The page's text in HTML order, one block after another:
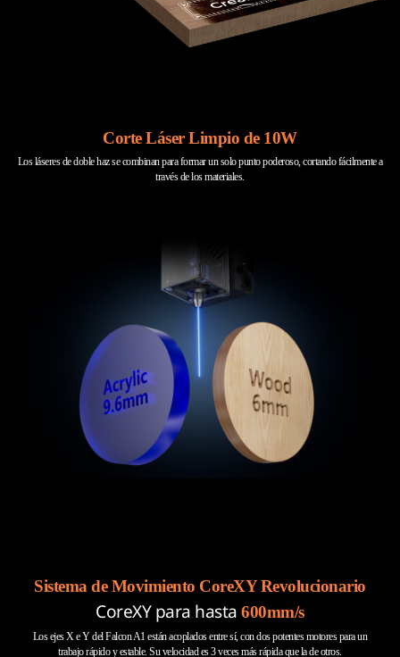
Corte Láser Limpio de 10W
Los láseres de doble haz se combinan para formar un solo punto poderoso, cortando fácilmente a
través de los materiales.
Sistema de Movimiento CoreXY Revolucionario
CoreXY para hasta600mm/s
Los ejes X e Y del Falcon A1 están acoplados entre sí, con dos potentes motores para un
trabajo rápido y estable. Su velocidad es 3 veces más rápida que la de otros.